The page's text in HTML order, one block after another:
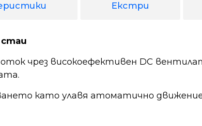
Екстри
стаи
чрез високоефективен DC
като улавя атоматично